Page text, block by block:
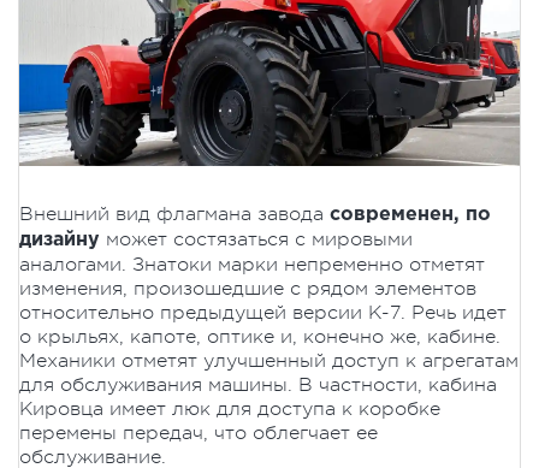
Внешний вид флагмана завода современен, по
дизайну может состязаться с мировыми
аналогами. Знатоки марки непременно отметят
изменения, произошедшие с рядом элементов
относительно предыдущей версии К-7. Речь идет
о крыльях, капоте, оптике и, конечно же, кабине.
Механики отметят улучшенный доступ к агрегатам
для обслуживания машины. В частности, кабина
Кировца имеет люк для доступа к коробке
перемены передач, что облегчает ее
обслуживание.